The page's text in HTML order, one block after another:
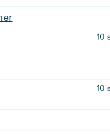
10
10